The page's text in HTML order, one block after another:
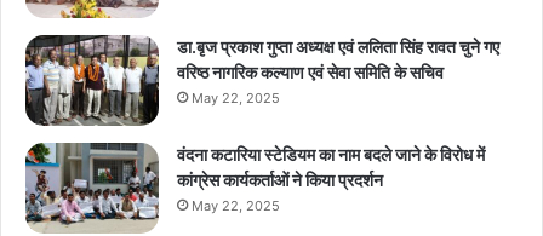
डा.बृज प्रकाश गुप्ता अध्यक्ष एवं ललिता सिंह रावत चुने गए
वरिष्ठ नागरिक कल्याण एवं सेवा समिति के सचिव
May 22, 2025
वंदना कटारिया स्टेडियम का नाम बदले जाने के विरोध में
कांग्रेस कार्यकर्ताओं ने किया प्रदर्शन
May 22, 2025